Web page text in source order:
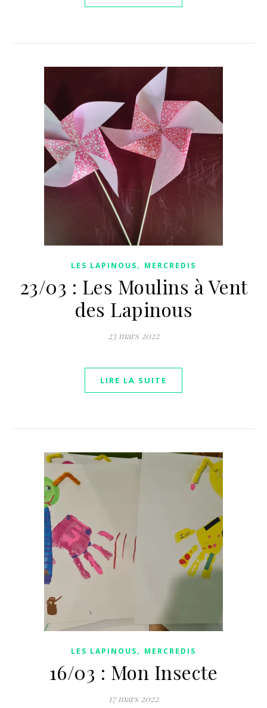
LES LAPINOUS, MERCREDIS
23/03 : Les Moulins à Vent
des Lapinous
23 mars 2022
LIRE LA SUITE
LES LAPINOUS, MERCREDIS
16/03 : Mon Insecte
17 mars 2022